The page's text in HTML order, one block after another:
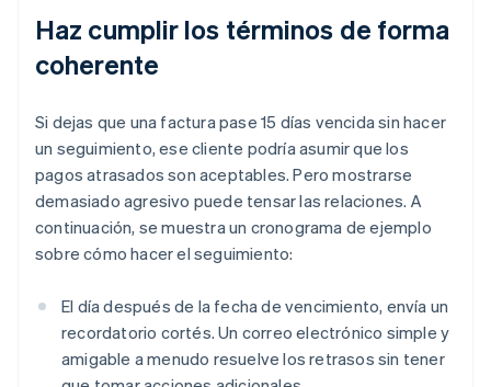
Haz cumplir los términos de forma
coherente
Si dejas que una factura pase 15 días vencida sin hacer
un seguimiento, ese cliente podría asumir que los
pagos atrasados son aceptables. Pero mostrarse
demasiado agresivo puede tensar las relaciones. A
continuación, se muestra un cronograma de ejemplo
sobre cómo hacer el seguimiento:
El día después de la fecha de vencimiento, envía un
recordatorio cortés. Un correo electrónico simple y
amigable a menudo resuelve los retrasos sin tener